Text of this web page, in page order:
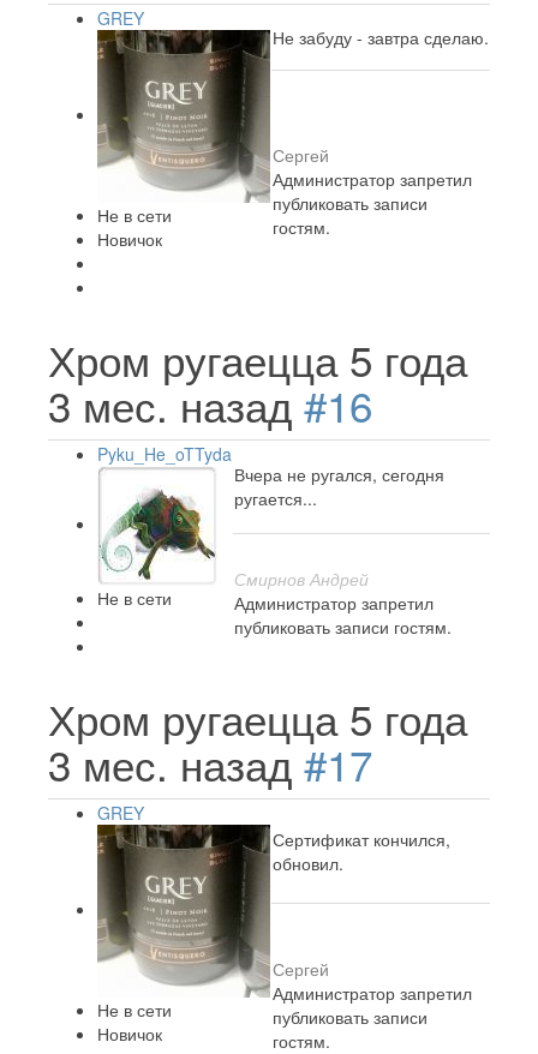
GREY
Не в сети
Новичок
Не забуду - завтра сделаю.
Сергей
Администратор запретил
публиковать записи
гостям.
Хром ругаецца 5 года
3 мес. назад #16
Pyku_He_oTTyda
Не в сети
Вчера не ругался, сегодня
ругается...
Смирнов Андрей
Администратор запретил
публиковать записи гостям.
Хром ругаецца 5 года
3 мес. назад #17
GREY
Не в сети
Новичок
Сертификат кончился,
обновил.
Сергей
Администратор запретил
публиковать записи
гостям.